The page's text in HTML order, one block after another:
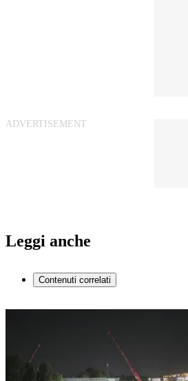
Leggi anche
Contenuti correlati